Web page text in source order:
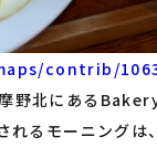
contrib/
野北にある
るモーニングは